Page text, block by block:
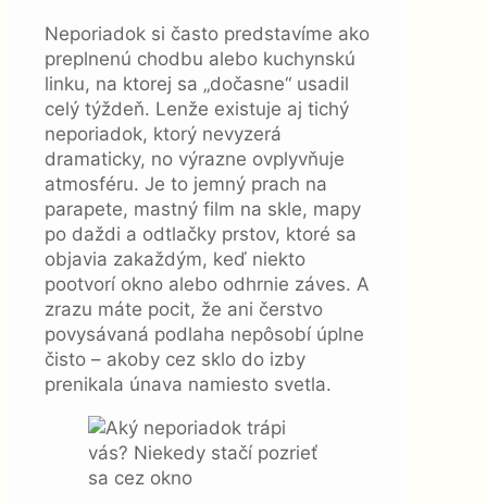
Neporiadok si často predstavíme ako
preplnenú chodbu alebo kuchynskú
linku, na ktorej sa „dočasne“ usadil
celý týždeň. Lenže existuje aj tichý
neporiadok, ktorý nevyzerá
dramaticky, no výrazne ovplyvňuje
atmosféru. Je to jemný prach na
parapete, mastný film na skle, mapy
po daždi a odtlačky prstov, ktoré sa
objavia zakaždým, keď niekto
pootvorí okno alebo odhrnie záves. A
zrazu máte pocit, že ani čerstvo
povysávaná podlaha nepôsobí úplne
čisto – akoby cez sklo do izby
prenikala únava namiesto svetla.